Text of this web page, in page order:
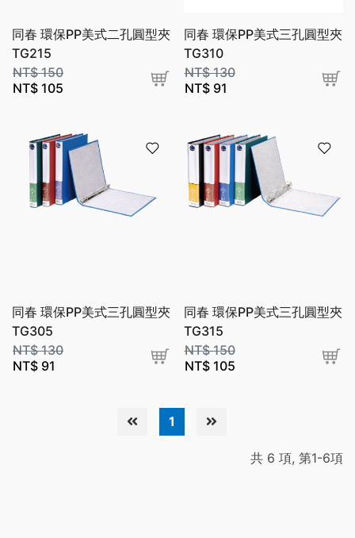
同春 環保PP美式二孔圓型夾
TG215
NT$150
NT$ 105
同春 環保PP美式三孔圓型夾
TG310
NT$130
NT$91
同春 環保PP美式三孔圓型夾
TG305
NT$130
NT$ 91
同春 環保PP美式三孔圓型夾
TG315
NT$150
NT$105
1
共 6 項, 第1-6項